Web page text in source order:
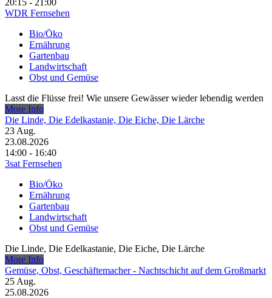
WDR Fernsehen
Bio/Öko
Ernährung
Gartenbau
Landwirtschaft
Obst und Gemüse
Lasst die Flüsse frei! Wie unsere Gewässer wieder lebendig werden
More Info
Die Linde, Die Edelkastanie, Die Eiche, Die Lärche
23 Aug.
23.08.2026
14:00 - 16:40
3sat Fernsehen
Bio/Öko
Ernährung
Gartenbau
Landwirtschaft
Obst und Gemüse
Die Linde, Die Edelkastanie, Die Eiche, Die Lärche
More Info
Gemüse, Obst, Geschäftemacher - Nachtschicht auf dem Großmarkt
25 Aug.
25.08.2026